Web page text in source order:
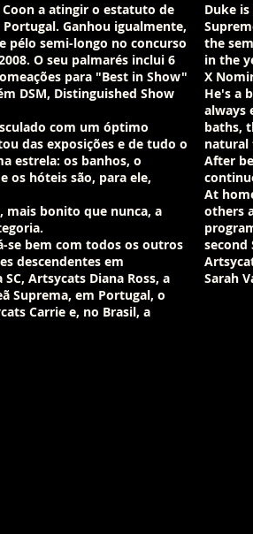
a atingir o estatuto de
Ganhou igualmente,
pélo semi-longo no concurso
O seu palmarés inclui 6
para "Best in Show"
DSM, Distinguished Show
com um óptimo
das exposições e de tudo o
estrela: os banhos, o
os hóteis são, para ele,
mais bonito que nunca, a
se bem com todos os outros
descendentes em
Artsycats Diana Ross, a
Suprema, em Portugal, o
Carrie e, no Brasil, a
Duke
the
in the
X
He's a
always
baths,
natural
After
At
others
second
Sarah